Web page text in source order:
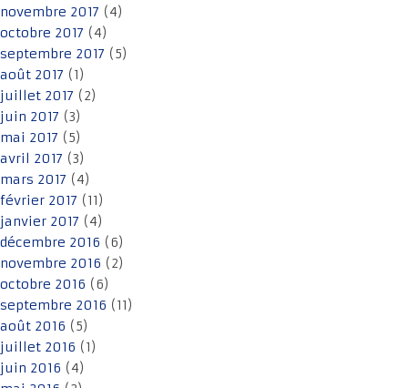
novembre 2017 (4)
octobre 2017 (4)
septembre 2017 (5)
août 2017 (1)
juillet 2017 (2)
juin 2017 (3)
mai 2017 (5)
avril 2017 (3)
mars 2017 (4)
février 2017 (11)
janvier 2017 (4)
décembre 2016 (6)
novembre 2016 (2)
octobre 2016 (6)
septembre 2016 (11)
août 2016 (5)
juillet 2016 (1)
juin 2016 (4)